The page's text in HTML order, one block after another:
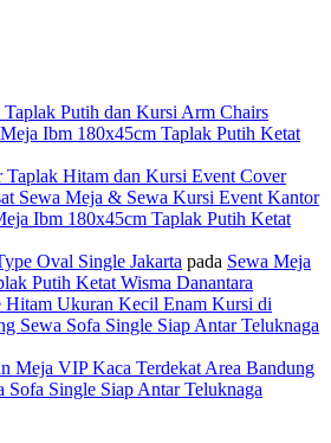
Putih dan Kursi Arm Chairs
Ibm 180x45cm Taplak Putih Ketat
Taplak Hitam dan Kursi Event Cover
Sewa Meja & Sewa Kursi Event Kantor
Ibm 180x45cm Taplak Putih Ketat
Oval Single Jakarta pada Sewa Meja
Putih Ketat Wisma Danantara
Hitam Ukuran Kecil Enam Kursi di
Sewa Sofa Single Siap Antar Teluknaga
Meja VIP Kaca Terdekat Area Bandung
Sofa Single Siap Antar Teluknaga